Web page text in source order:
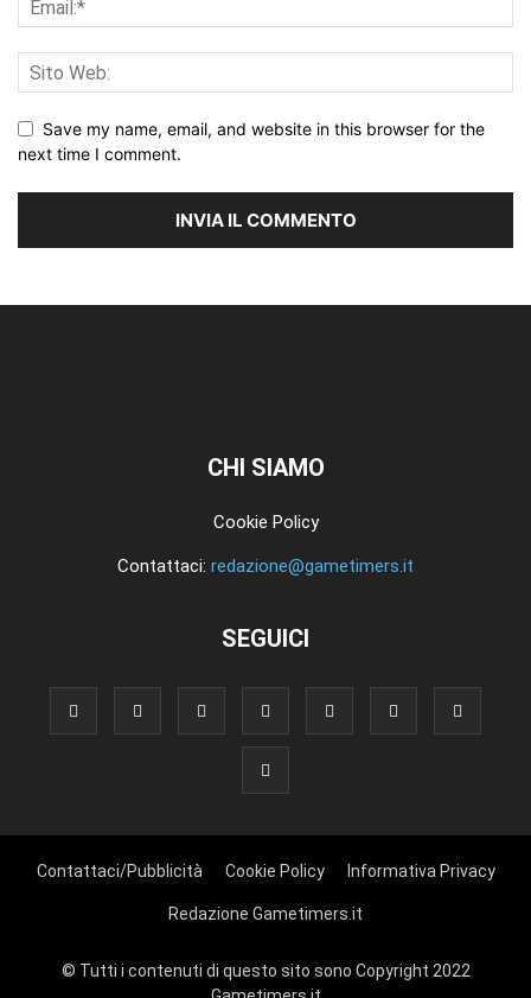
Save my name, email, and website in this browser for the
next time I comment.
CHI SIAMO
Cookie Policy
Contattaci: redazione@gametimers.it
SEGUICI
Contattaci/Pubblicità Cookie Policy Informativa Privacy
Redazione Gametimers.it
© Tutti i contenuti di questo sito sono Copyright 2022